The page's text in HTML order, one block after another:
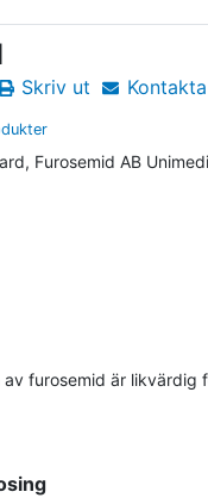
Skriv ut
Furosemid AB
furosemid är likvärdig